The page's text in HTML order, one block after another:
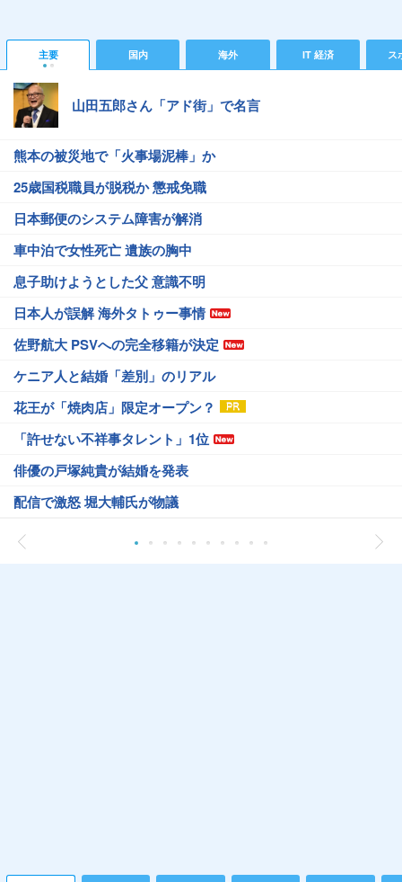
主要 国内 海外 IT 経済 ス
山田五郎さん「アド街」で名言
熊本の被災地で「火事場泥棒」か
25歳国税職員が脱税か 懲戒免職
日本郵便のシステム障害が解消
車中泊で女性死亡 遺族の胸中
息子助けようとした父 意識不明
日本人が誤解 海外タトゥー事情
佐野航大 PSVへの完全移籍が決定
ケニア人と結婚「差別」のリアル
花王が「焼肉店」限定オープン？
「許せない不祥事タレント」1位
俳優の戸塚純貴が結婚を発表
配信で激怒 堀大輔氏が物議